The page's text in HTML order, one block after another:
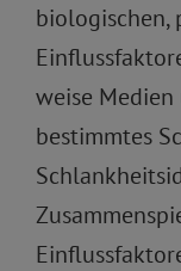
biologischen,
weise
bestimmtes